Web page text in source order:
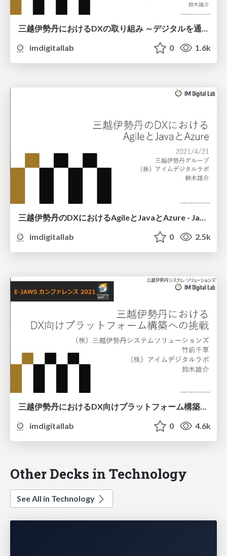
imdigitallab
0 1.6k
三越伊勢丹のDXにおけるAgileとJavaとAzure - Java on Azure Day 2021
imdigitallab
0 2.5k
三越伊勢丹におけるDX向けプラットフォーム構築への挑戦 - E-JAWSカンファレンス2021
imdigitallab
0 4.6k
Other Decks in Technology
See All in Technology